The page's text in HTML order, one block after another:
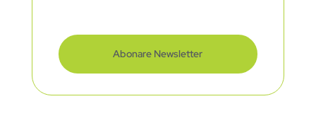
Abonare Newsletter